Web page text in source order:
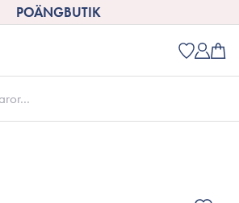
POÄNGBUTIK